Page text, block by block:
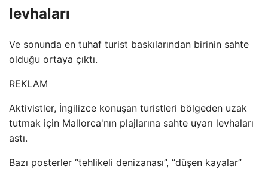
levhaları
Ve sonunda en tuhaf turist baskılarından birinin sahte
olduğu ortaya çıktı.
REKLAM
Aktivistler, İngilizce konuşan turistleri bölgeden uzak
tutmak için Mallorca'nın plajlarına sahte uyarı levhaları
astı.
Bazı posterler “tehlikeli denizanası”, “düşen kayalar”